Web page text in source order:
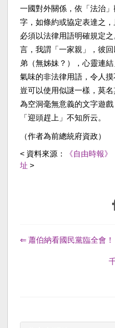
一國對外關係，依「法治
字，如條約或協定表達之
必須以法律用語明確規定
言，我謂「一家親」，彼
弟（無姊妹？），心靈連
氣味的非法律用語，令人摸
豈可以使用似謎一樣，莫
為空洞毫無意義的文字遊戲
「迎頭趕上」不知所云。
（作者為前總統府資政）
< 資料來源： 《自由時報》
址 >
⇐ 蕭伯納看國民黨臨全會！